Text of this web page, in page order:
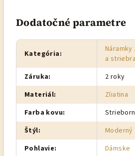
Dodatočné parametre
Kategória:
a striebra
Záruka:
2 roky
Materiál:
Zliatina
Farba kovu:
Štýl:
Moderný
Pohlavie:
Dámske